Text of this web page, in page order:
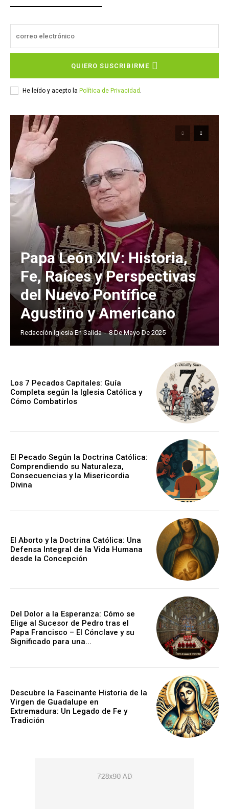
QUIERO SUSCRIBIRME
He leído y acepto la Política de Privacidad
Papa León XIV: Historia,
Fe, Raíces y Perspectivas
del Nuevo Pontífice
Agustino y Americano
Redacción Iglesia En Salida - 8 De Mayo De 2025
Los 7 Pecados Capitales: Guía
Completa según la Iglesia Católica y
Cómo Combatirlos
El Pecado Según la Doctrina Católica:
Comprendiendo su Naturaleza,
Consecuencias y la Misericordia
Divina
El Aborto y la Doctrina Católica: Una
Defensa Integral de la Vida Humana
desde la Concepción
Del Dolor a la Esperanza: Cómo se
Elige al Sucesor de Pedro tras el
Papa Francisco – El Cónclave y su
Significado para una...
Descubre la Fascinante Historia de la
Virgen de Guadalupe en
Extremadura: Un Legado de Fe y
Tradición